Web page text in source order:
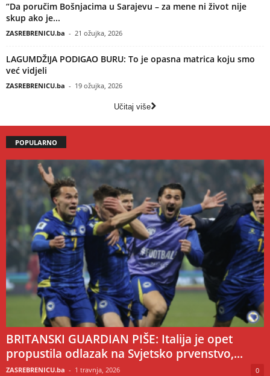
“Da poručim Bošnjacima u Sarajevu – za mene ni život nije
skup ako je...
ZASREBRENICU.ba - 21 ožujka, 2026
LAGUMDŽIJA PODIGAO BURU: To je opasna matrica koju smo
već vidjeli
ZASREBRENICU.ba - 19 ožujka, 2026
Učitaj više
POPULARNO
BRITANSKI GUARDIAN PIŠE: Italija je opet
propustila odlazak na Svjetsko prvenstvo,...
ZASREBRENICU.ba - 1 travnja, 2026 0